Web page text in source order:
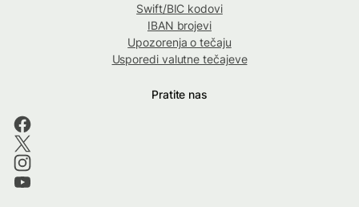
Swift/BIC kodovi
IBAN brojevi
Upozorenja o tečaju
Usporedi valutne tečajeve
Pratite nas